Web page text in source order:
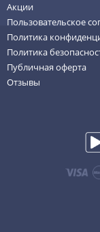
Акции
Пользовательское
Политика
Политика
Публичная оферта
Отзывы